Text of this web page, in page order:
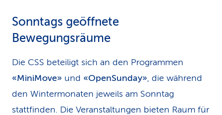
Sonntags geöffnete
Bewegungsräume
Die CSS beteiligt sich an den Programmen
«MiniMove» und «OpenSunday», die während
den Wintermonaten jeweils am Sonntag
stattfinden. Die Veranstaltungen bieten Raum für